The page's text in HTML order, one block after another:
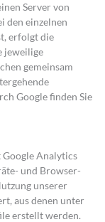
Server von
den einzelnen
erfolgt die
jeweilige
gemeinsam
Google finden Sie
Analytics
und Browser-
unserer
aus denen unter
erstellt werden.